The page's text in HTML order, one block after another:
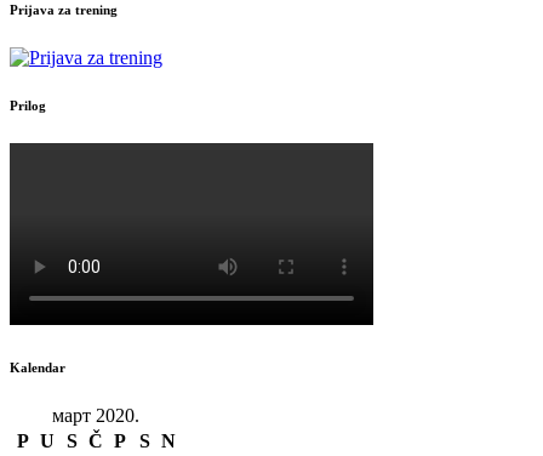
Prijava za trening
Prilog
Kalendar
март 2020.
P U S Č P S N